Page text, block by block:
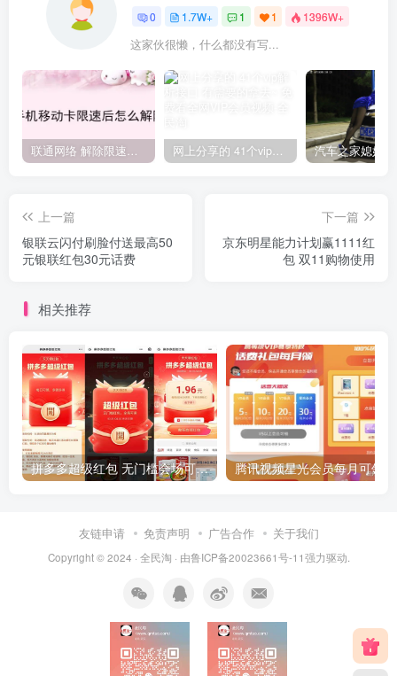
0 1.7W+ 1 1 1396W+
这家伙很懒，什么都没有写...
联通网络 解除限速方法参考！畅享、畅玩、老白干等及其它地区自测了 网上分享的 41个vip解析接口 有需要的拿去~ 免费看全网VIP会员视频
上一篇
银联云闪付刷脸付送最高50
元银联红包30元话费
下一篇
京东明星能力计划赢1111红
包 双11购物使用
相关推荐
拼多多超级红包 无门槛会场可用 天天可领 最高88.88元
友链申请 免责声明 广告合作 关于我们
Copyright © 2024 · 全民淘 · 由鲁ICP备20023661号-11强力驱动.